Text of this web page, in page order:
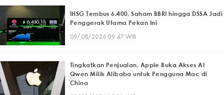
IHSG Tembus 6.400, Saham BBRI hingga DSSA Jadi
Penggerak Utama Pekan Ini
09/08/2026 09:47 WIB
Tingkatkan Penjualan, Apple Buka Akses AI
Qwen Milik Alibaba untuk Pengguna Mac di
China